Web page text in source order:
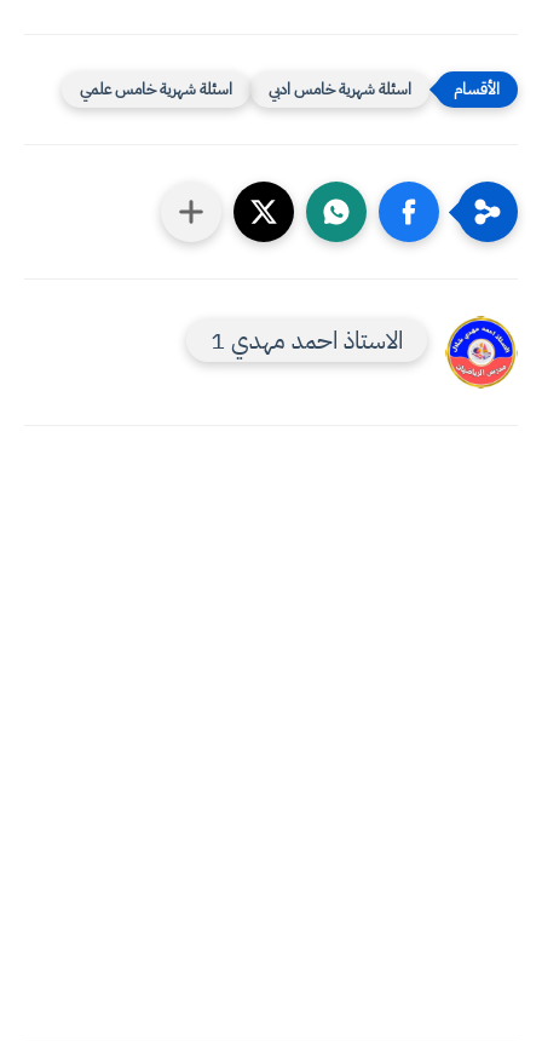
اسئلة شهرية خامس ادبي اسئلة شهرية خامس علمي
الاستاذ احمد مهدي 1